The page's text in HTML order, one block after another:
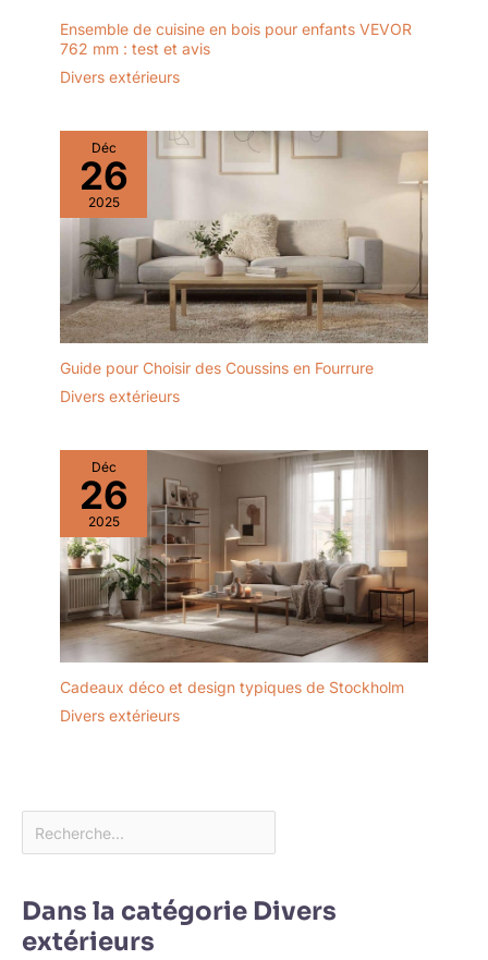
Ensemble de cuisine en bois pour enfants VEVOR
762 mm : test et avis
Divers extérieurs
Déc
26
2025
Guide pour Choisir des Coussins en Fourrure
Divers extérieurs
Déc
26
2025
Cadeaux déco et design typiques de Stockholm
Divers extérieurs
Dans la catégorie Divers
extérieurs